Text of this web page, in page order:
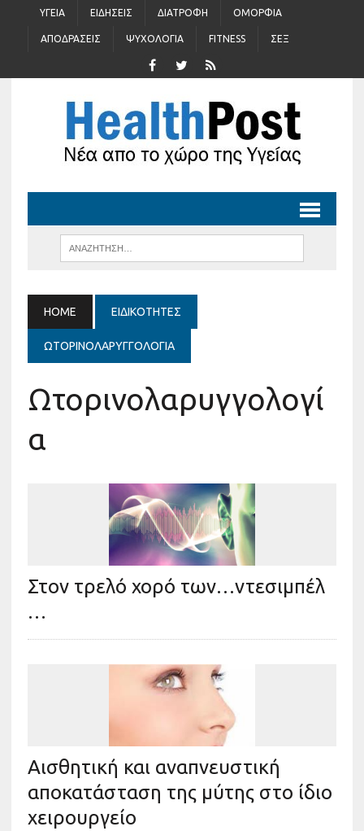
ΥΓΕΊΑ ΕΙΔΉΣΕΙΣ ΔΙΑΤΡΟΦΉ ΟΜΟΡΦΙΆ
ΑΠΟΔΡΆΣΕΙΣ ΨΥΧΟΛΟΓΊΑ FITNESS ΣΈΞ
HOME ΕΙΔΙΚΟΤΗΤΕΣ
ΩΤΟΡΙΝΟΛΑΡΥΓΓΟΛΟΓΊΑ
Ωτορινολαρυγγολογί
α
Στον τρελό χορό των…ντεσιμπέλ
…
Αισθητική και αναπνευστική
αποκατάσταση της μύτης στο ίδιο
χειρουργείο